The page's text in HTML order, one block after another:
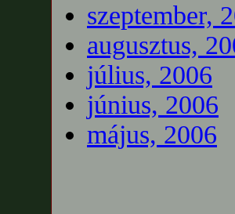
szeptember,
augusztus,
július, 2006
június, 2006
május, 2006